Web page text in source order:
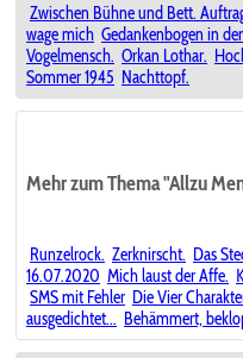
Zwischen Bühne und Bett.
wage mich Gedankenbogen in
Vogelmensch. Orkan Lothar.
Sommer 1945 Nachttopf.
Mehr zum Thema "Allzu
Runzelrock. Zerknirscht. Das
16.07.2020 Mich laust der Affe.
SMS mit Fehler Die Vier
ausgedichtet... Behämmert,